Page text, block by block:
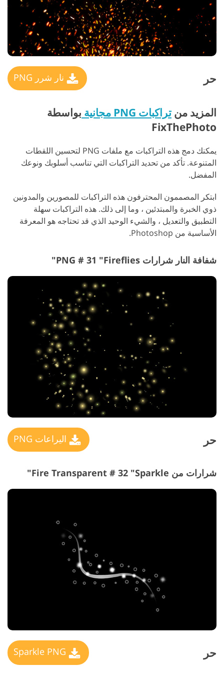
حر نار شرر PNG
المزيد من تراكبات PNG مجانية
بواسطة
FixThePhoto
يمكنك دمج هذه التراكبات مع ملفات PNG لتحسين اللقطات
المتنوعة. تأكد من تحديد التراكبات التي تناسب أسلوبك ونوعك
المفضل.
ابتكر المصممون المحترفون هذه التراكبات للمصورين والمدونين
ذوي الخبرة والمبتدئين ، وما إلى ذلك. هذه التراكبات سهلة
التطبيق والتعديل ، والشيء الوحيد الذي قد تحتاجه هو المعرفة
الأساسية من Photoshop.
شفافة النار شرارات PNG # 31 "Fireflies"
حر اليراعات PNG
شرارات من Fire Transparent # 32 "Sparkle"
حر